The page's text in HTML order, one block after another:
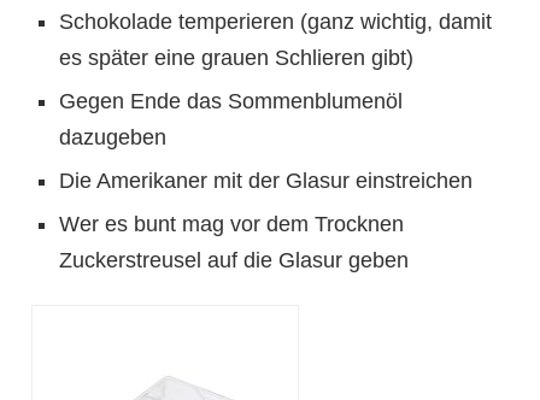
Schokolade temperieren (ganz wichtig, damit
es später eine grauen Schlieren gibt)
Gegen Ende das Sommenblumenöl
dazugeben
Die Amerikaner mit der Glasur einstreichen
Wer es bunt mag vor dem Trocknen
Zuckerstreusel auf die Glasur geben